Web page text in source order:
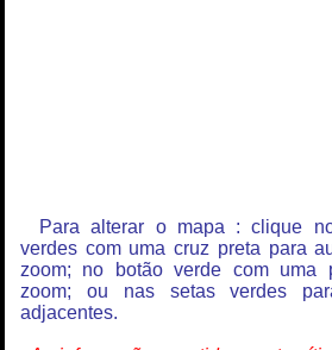
Para alterar o mapa : clique
verdes com uma cruz preta para
zoom; no botão verde com uma
zoom; ou nas setas verdes
adjacentes.